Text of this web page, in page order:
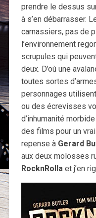
prendre le dessus
à s’en débarrasser.
carnassiers, pas de
l’environnement
scrupules qui
deux. D’où une
toutes sortes
personnages
ou des écrevisses
d’inhumanité
des films pour un
repense à Gerard
aux deux molosses
RocknRolla et j’en